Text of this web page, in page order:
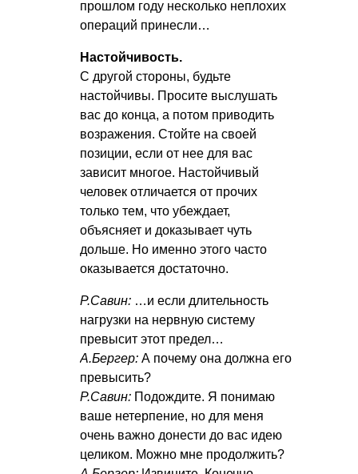
прошлом году несколько неплохих
операций принесли…
Настойчивость.
С другой стороны, будьте
настойчивы. Просите выслушать
вас до конца, а потом приводить
возражения. Стойте на своей
позиции, если от нее для вас
зависит многое. Настойчивый
человек отличается от прочих
только тем, что убеждает,
объясняет и доказывает чуть
дольше. Но именно этого часто
оказывается достаточно.
Р.Савин: …и если длительность
нагрузки на нервную систему
превысит этот предел…
А.Бергер: А почему она должна его
превысить?
Р.Савин: Подождите. Я понимаю
ваше нетерпение, но для меня
очень важно донести до вас идею
целиком. Можно мне продолжить?